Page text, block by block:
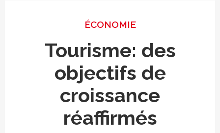
ÉCONOMIE
Tourisme: des
objectifs de
croissance
réaffirmés